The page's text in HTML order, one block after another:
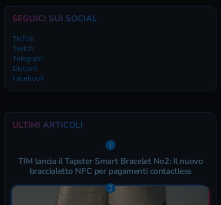
SEGUICI SUI SOCIAL
TikTok
Twitch
Telegram
Discord
Facebook
ULTIMI ARTICOLI
TIM lancia il Tapster Smart Bracelet No2: Il nuovo
braccialetto NFC per pagamenti contactless